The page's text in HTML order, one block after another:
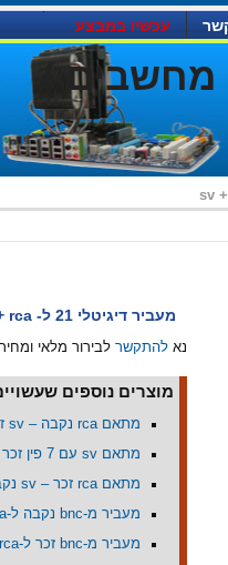
עכשיו במבצע
)
מעביר דיגיטלי 21 ל- sv + rca
נא להתקשר לבירור מלאי
מוצרים נוספים
מתאם rca נקבה – sv זכר מוזהב
מתאם sv עם 7 פין זכר ל- rca נקבה
מתאם rca זכר – sv נקבה מוזהב
מעביר מ-bnc נקבה ל-rca זכר
מעביר מ-bnc זכר ל-rca זכר